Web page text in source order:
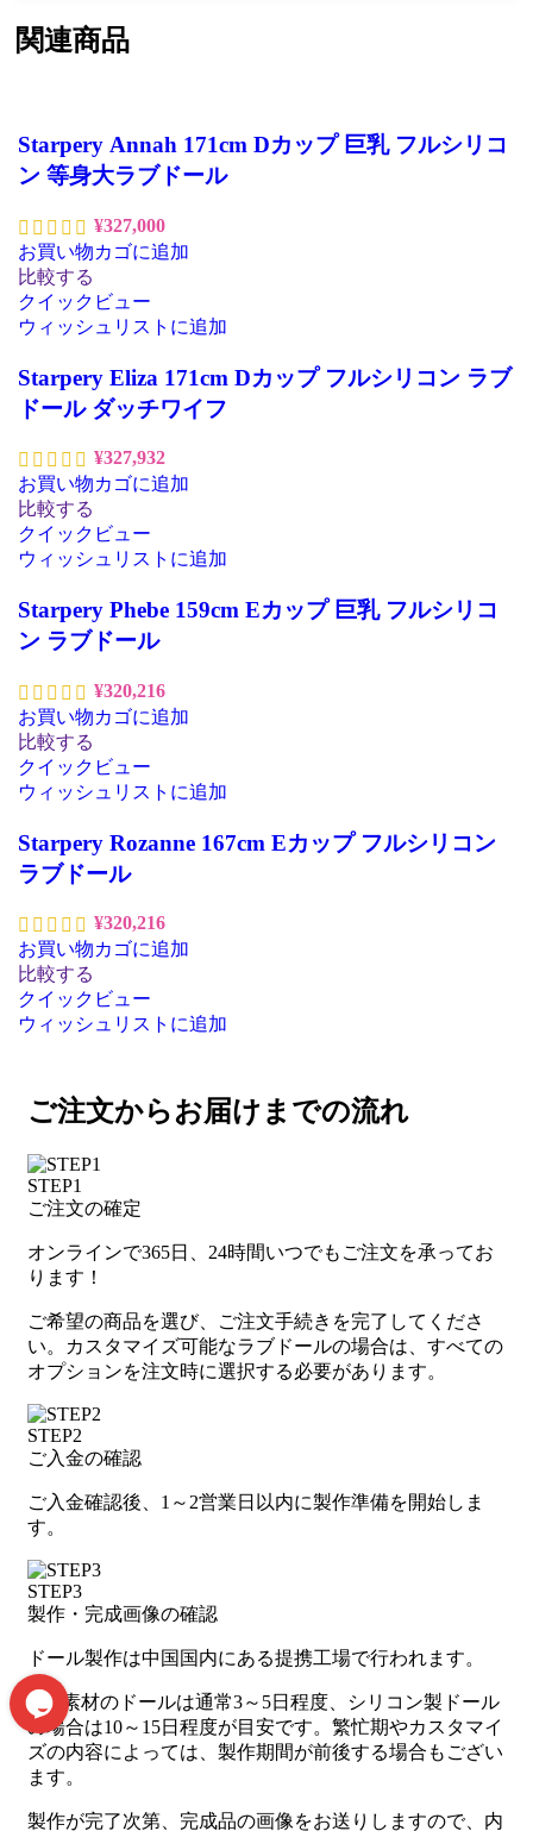
関連商品
Starpery Annah 171cm Dカップ 巨乳 フルシリコ
ン 等身大ラブドール
¥327,000
お買い物カゴに追加
比較する
クイックビュー
ウィッシュリストに追加
Starpery Eliza 171cm Dカップ フルシリコン ラブ
ドール ダッチワイフ
¥327,932
お買い物カゴに追加
比較する
クイックビュー
ウィッシュリストに追加
Starpery Phebe 159cm Eカップ 巨乳 フルシリコ
ン ラブドール
¥320,216
お買い物カゴに追加
比較する
クイックビュー
ウィッシュリストに追加
Starpery Rozanne 167cm Eカップ フルシリコン
ラブドール
¥320,216
お買い物カゴに追加
比較する
クイックビュー
ウィッシュリストに追加
ご注文からお届けまでの流れ
STEP1
ご注文の確定
オンラインで365日、24時間いつでもご注文を承ってお
ります！
ご希望の商品を選び、ご注文手続きを完了してくださ
い。カスタマイズ可能なラブドールの場合は、すべての
オプションを注文時に選択する必要があります。
STEP2
ご入金の確認
ご入金確認後、1～2営業日以内に製作準備を開始しま
す。
STEP3
製作・完成画像の確認
ドール製作は中国国内にある提携工場で行われます。
TPE素材のドールは通常3～5日程度、シリコン製ドール
の場合は10～15日程度が目安です。繁忙期やカスタマイ
ズの内容によっては、製作期間が前後する場合もござい
ます。
製作が完了次第、完成品の画像をお送りしますので、内